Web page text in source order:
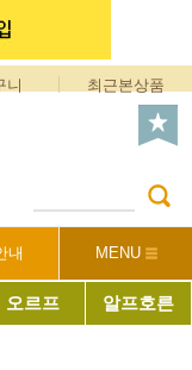
니 최근본상품
내 MENU
오르프 알프호른